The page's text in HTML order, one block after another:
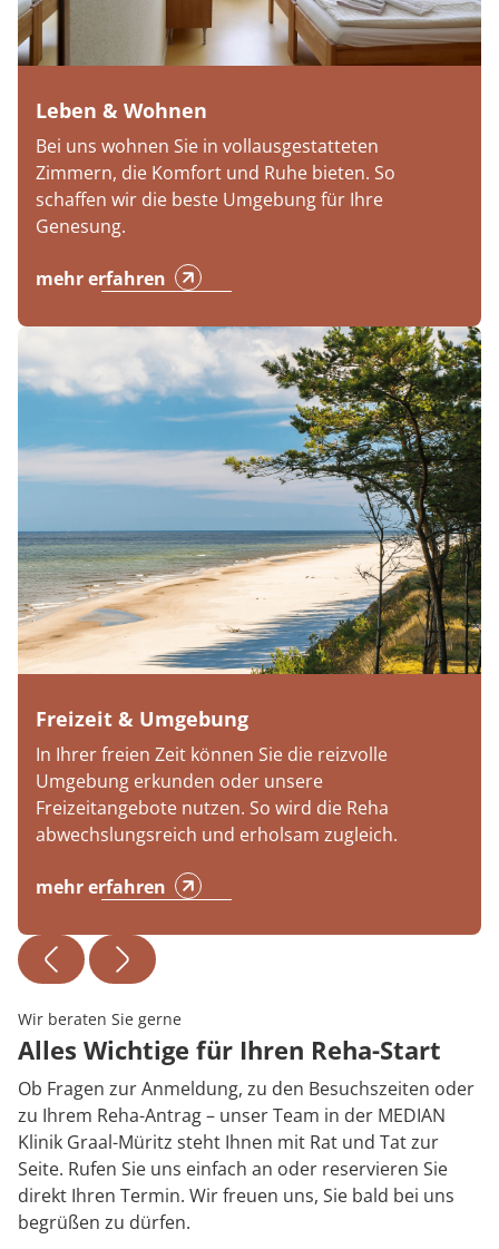
Leben & Wohnen
Bei uns wohnen Sie in vollausgestatteten
Zimmern, die Komfort und Ruhe bieten. So
schaffen wir die beste Umgebung für Ihre
Genesung.
mehr erfahren
Freizeit & Umgebung
In Ihrer freien Zeit können Sie die reizvolle
Umgebung erkunden oder unsere
Freizeitangebote nutzen. So wird die Reha
abwechslungsreich und erholsam zugleich.
mehr erfahren
Wir beraten Sie gerne
Alles Wichtige für Ihren Reha-Start
Ob Fragen zur Anmeldung, zu den Besuchszeiten oder
zu Ihrem Reha-Antrag – unser Team in der MEDIAN
Klinik Graal-Müritz steht Ihnen mit Rat und Tat zur
Seite. Rufen Sie uns einfach an oder reservieren Sie
direkt Ihren Termin. Wir freuen uns, Sie bald bei uns
begrüßen zu dürfen.